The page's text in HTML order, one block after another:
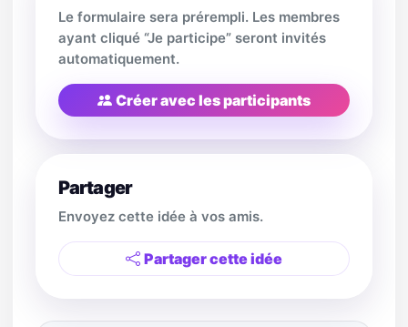
Le formulaire sera prérempli. Les membres
ayant cliqué “Je participe” seront invités
automatiquement.
Créer avec les participants
Partager
Envoyez cette idée à vos amis.
Partager cette idée